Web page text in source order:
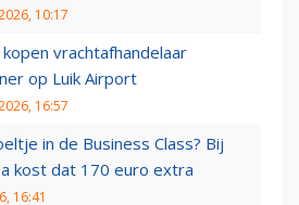
10:17
kopen vrachtafhandelaar
op Luik Airport
16:57
in de Business Class? Bij
kost dat 170 euro extra
16:41